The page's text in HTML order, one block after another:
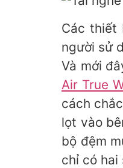
Các thiết
người sử
Và mới
Air True
cách
lọt vào
bộ đệm
chỉ có hai